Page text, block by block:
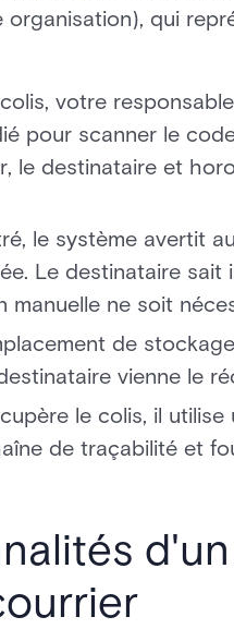
qui
votre
pour scanner le
le destinataire et
le système avertit
Le destinataire
manuelle ne soit
de
vienne le
le colis, il
de traçabilité et